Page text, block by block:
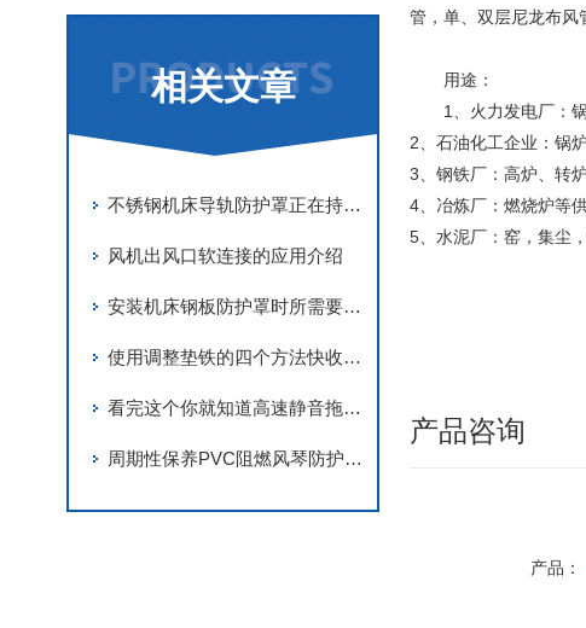
相关文章
不锈钢机床导轨防护罩正在持续壮大发展
风机出风口软连接的应用介绍
安装机床钢板防护罩时所需要注意的要点分享
使用调整垫铁的四个方法快收藏！
看完这个你就知道高速静音拖链的原理是什么啦
周期性保养PVC阻燃风琴防护罩是保障安全生产的重要举措
管，单、双层尼龙布风
用途：
1、火力发电厂：
2、石油化工企业：锅
3、钢铁厂：高炉、转
4、冶炼厂：燃烧炉等
5、水泥厂：窑，集尘
产品咨询
产品：